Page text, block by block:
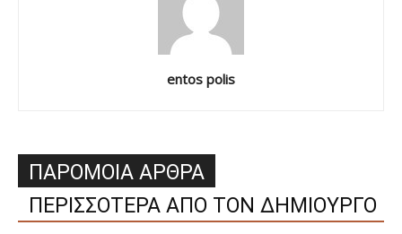
entos polis
ΠΑΡΟΜΟΙΑ ΑΡΘΡΑ
ΠΕΡΙΣΣΟΤΕΡΑ ΑΠΟ ΤΟΝ ΔΗΜΙΟΥΡΓΟ